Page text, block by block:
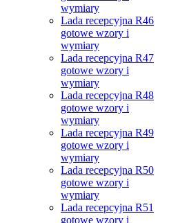
wymiary
Lada recepcyjna R46
gotowe wzory i
wymiary
Lada recepcyjna R47
gotowe wzory i
wymiary
Lada recepcyjna R48
gotowe wzory i
wymiary
Lada recepcyjna R49
gotowe wzory i
wymiary
Lada recepcyjna R50
gotowe wzory i
wymiary
Lada recepcyjna R51
gotowe wzory i